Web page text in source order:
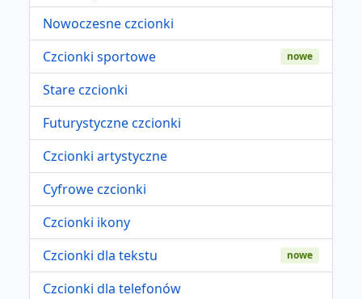
Nowoczesne czcionki
Czcionki sportowe
nowe
Stare czcionki
Futurystyczne czcionki
Czcionki artystyczne
Cyfrowe czcionki
Czcionki ikony
Czcionki dla tekstu
nowe
Czcionki dla telefonów